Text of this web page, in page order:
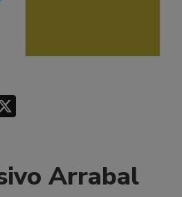
Arrabal